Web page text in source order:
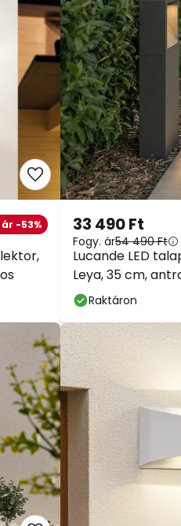
-53%
Lucande LED
Leya, 35 cm,
33 490 Ft
Fogy. ár54 490 Ft
Raktáron